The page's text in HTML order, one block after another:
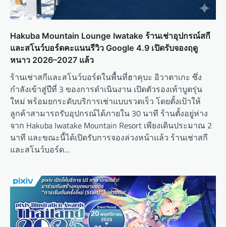
Hakuba Mountain Lounge Iwatake ร้านเช่าอุปกรณ์สกี
และสโนว์บอร์ดคะแนนรีวิว Google 4.9 เปิดรับจองฤดู
หนาว 2026–2027 แล้ว
ร้านเช่าสกีและสโนว์บอร์ดในพื้นที่ฮาคุบะ อิวาตาเกะ ซึ่ง
กำลังเข้าสู่ปีที่ 3 ของการดำเนินงาน เปิดตัวรองเท้าบูตรุ่น
ใหม่ พร้อมยกระดับบริการเช่าแบบรวดเร็ว โดยตั้งเป้าให้
ลูกค้าสามารถรับอุปกรณ์ได้ภายใน 30 นาที ร้านตั้งอยู่ห่าง
จาก Hakuba Iwatake Mountain Resort เพียงเดินประมาณ 2
นาที และขณะนี้ได้เปิดรับการจองล่วงหน้าแล้ว ร้านเช่าสกี
และสโนว์บอร์ด…